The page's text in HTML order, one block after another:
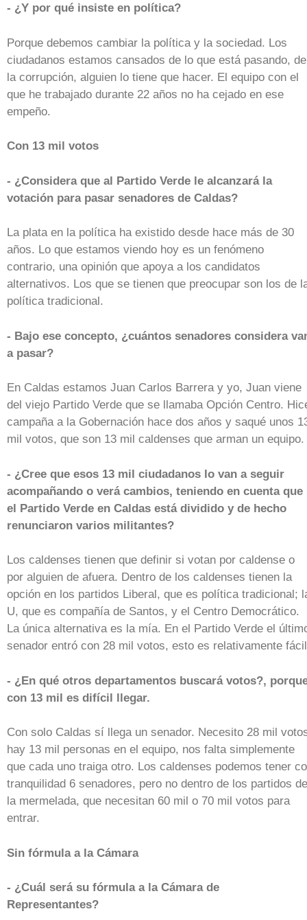
- ¿Y por qué insiste en política?
Porque debemos cambiar la política y la sociedad. Los
ciudadanos estamos cansados de lo que está pasando, de
la corrupción, alguien lo tiene que hacer. El equipo con el
que he trabajado durante 22 años no ha cejado en ese
empeño.
Con 13 mil votos
- ¿Considera que al Partido Verde le alcanzará la
votación para pasar senadores de Caldas?
La plata en la política ha existido desde hace más de 30
años. Lo que estamos viendo hoy es un fenómeno
contrario, una opinión que apoya a los candidatos
alternativos. Los que se tienen que preocupar son los de
política tradicional.
- Bajo ese concepto, ¿cuántos senadores considera
a pasar?
En Caldas estamos Juan Carlos Barrera y yo, Juan viene
del viejo Partido Verde que se llamaba Opción Centro.
campaña a la Gobernación hace dos años y saqué unos
mil votos, que son 13 mil caldenses que arman un equipo.
- ¿Cree que esos 13 mil ciudadanos lo van a seguir
acompañando o verá cambios, teniendo en cuenta que
el Partido Verde en Caldas está dividido y de hecho
renunciaron varios militantes?
Los caldenses tienen que definir si votan por caldense o
por alguien de afuera. Dentro de los caldenses tienen la
opción en los partidos Liberal, que es política tradicional;
U, que es compañía de Santos, y el Centro Democrático.
La única alternativa es la mía. En el Partido Verde el
senador entró con 28 mil votos, esto es relativamente
- ¿En qué otros departamentos buscará votos?,
con 13 mil es difícil llegar.
Con solo Caldas sí llega un senador. Necesito 28 mil
hay 13 mil personas en el equipo, nos falta simplemente
que cada uno traiga otro. Los caldenses podemos tener
tranquilidad 6 senadores, pero no dentro de los partidos de
la mermelada, que necesitan 60 mil o 70 mil votos para
entrar.
Sin fórmula a la Cámara
- ¿Cuál será su fórmula a la Cámara de
Representantes?